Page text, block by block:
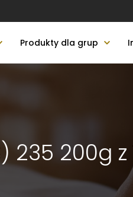
Produkty dla grup
235 200g